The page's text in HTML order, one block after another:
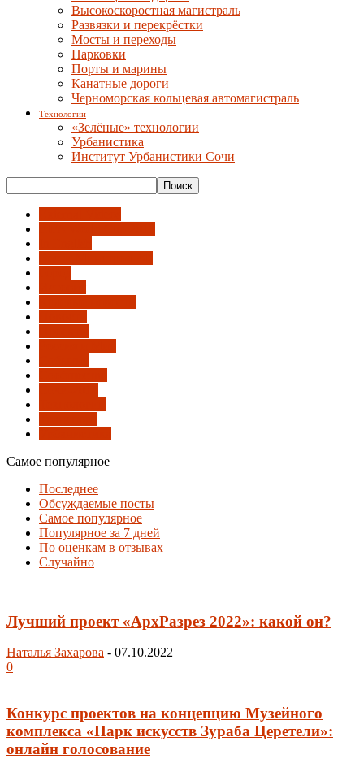
Высокоскоростная магистраль
Развязки и перекрёстки
Мосты и переходы
Парковки
Порты и марины
Канатные дороги
Черноморская кольцевая автомагистраль
Технологии
«Зелёные» технологии
Урбанистика
Институт Урбанистики Сочи
Самое популярное
Последнее
Обсуждаемые посты
Самое популярное
Популярное за 7 дней
По оценкам в отзывах
Случайно
Лучший проект «АрхРазрез 2022»: какой он?
Наталья Захарова - 07.10.2022
0
Конкурс проектов на концепцию Музейного
комплекса «Парк искусств Зураба Церетели»:
онлайн голосование